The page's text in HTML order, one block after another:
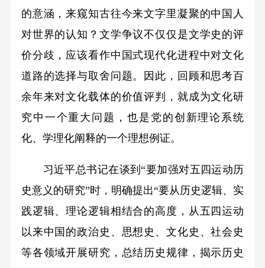
的意涵，来窥知古往今来文字里凝聚的中国人
对世界的认知？文学争议不仅仅是文学史的评
价分歧，应该看作中国式现代化进程中对文化
道路的选择与取舍问题。因此，回顾和思考百
余年来对文化载体的价值评判，就成为文化研
究中一个重大问题，也是党的创新理论系统
化、学理化阐释的一个理想例证。
习近平总书记在谈到“要加强对五四运动历
史意义的研究”时，明确提出“要从历史逻辑、实
践逻辑、理论逻辑相结合的高度，从五四运动
以来中国的政治史、思想史、文化史、社会史
等各领域开展研究，总结历史规律，揭示历史